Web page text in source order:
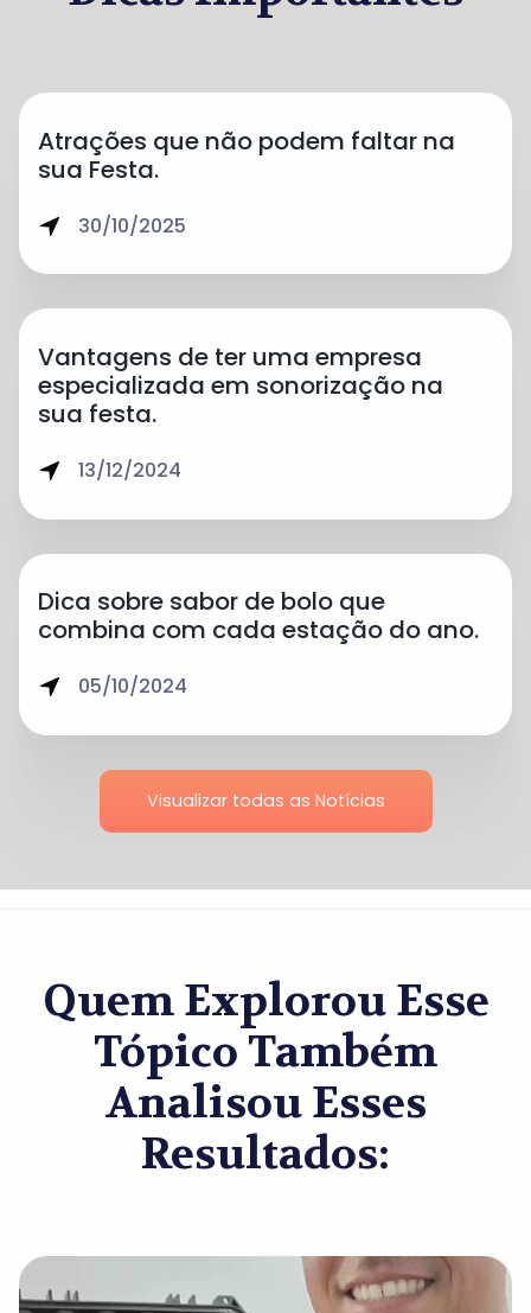
Atrações que não podem faltar na
sua Festa.
30/10/2025
Vantagens de ter uma empresa
especializada em sonorização na
sua festa.
13/12/2024
Dica sobre sabor de bolo que
combina com cada estação do ano.
05/10/2024
Visualizar todas as Notícias
Quem Explorou Esse
Tópico Também
Analisou Esses
Resultados: